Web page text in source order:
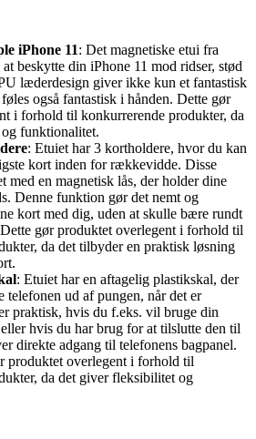
iPhone 11: Det magnetiske etui fra
beskytte din iPhone 11 mod ridser, stød
læderdesign giver ikke kun et fantastisk
også fantastisk i hånden. Dette gør
i forhold til konkurrerende produkter, da
funktionalitet.
: Etuiet har 3 kortholdere, hvor du kan
kort inden for rækkevidde. Disse
med en magnetisk lås, der holder dine
Denne funktion gør det nemt og
kort med dig, uden at skulle bære rundt
gør produktet overlegent i forhold til
da det tilbyder en praktisk løsning
: Etuiet har en aftagelig plastikskal, der
telefonen ud af pungen, når det er
praktisk, hvis du f.eks. vil bruge din
hvis du har brug for at tilslutte den til
direkte adgang til telefonens bagpanel.
produktet overlegent i forhold til
da det giver fleksibilitet og